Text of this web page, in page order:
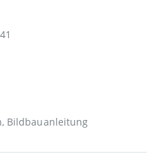
Bildbauanleitung